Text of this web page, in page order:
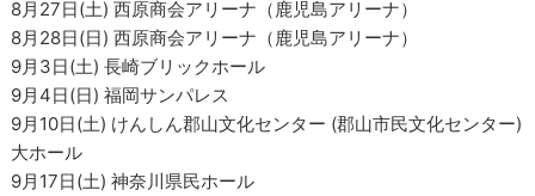
8月27日(土) 西原商会アリーナ（鹿児島アリーナ）
8月28日(日) 西原商会アリーナ（鹿児島アリーナ）
9月3日(土) 長崎ブリックホール
9月4日(日) 福岡サンパレス
9月10日(土) けんしん郡山文化センター (郡山市民文化センター)
大ホール
9月17日(土) 神奈川県民ホール